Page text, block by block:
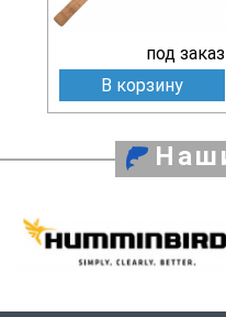
под заказ
В корзину